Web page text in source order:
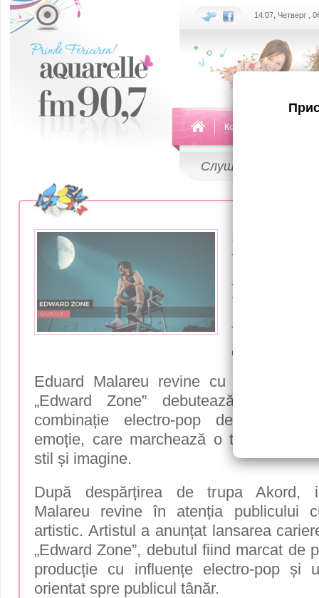
14:07, Четверг ,
Команда
Слушай
Un nou
Eduard
Artistul
cu piesa
Eduard Malareu revine cu un proiect
„Edward Zone” debutează cu
combinație electro-pop despre
emoție, care marchează o
stil și imagine.
După despărțirea de trupa Akord,
Malareu revine în atenția publicului
artistic. Artistul a anunțat lansarea
„Edward Zone”, debutul fiind marcat de
producție cu influențe electro-pop și
orientat spre publicul tânăr.